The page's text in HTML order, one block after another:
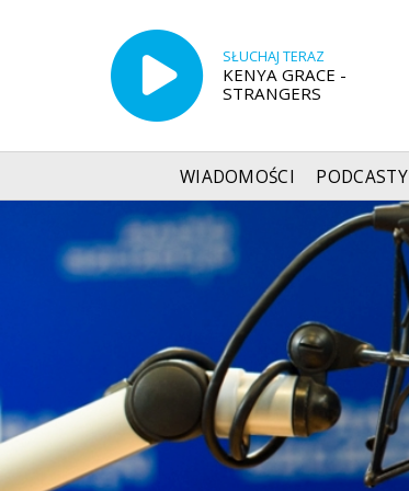
SŁUCHAJ TERAZ
KENYA GRACE -
STRANGERS
WIADOMOŚCI PODCASTY